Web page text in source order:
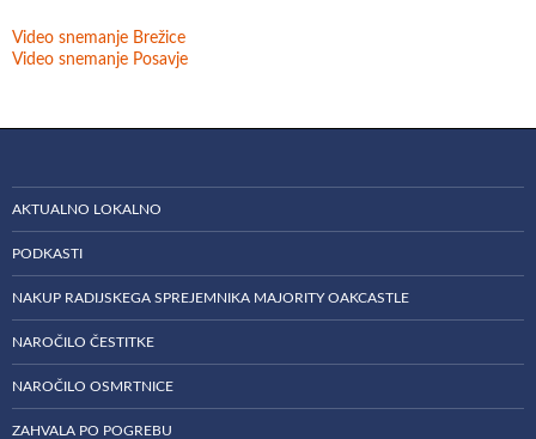
Video snemanje Brežice
Video snemanje Posavje
AKTUALNO LOKALNO
PODKASTI
NAKUP RADIJSKEGA SPREJEMNIKA MAJORITY OAKCASTLE
NAROČILO ČESTITKE
NAROČILO OSMRTNICE
ZAHVALA PO POGREBU